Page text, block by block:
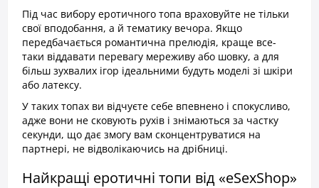
Під час вибору еротичного топа враховуйте не тільки
свої вподобання, а й тематику вечора. Якщо
передбачається романтична прелюдія, краще все-
таки віддавати перевагу мереживу або шовку, а для
більш зухвалих ігор ідеальними будуть моделі зі шкіри
або латексу.
У таких топах ви відчуєте себе впевнено і спокусливо,
адже вони не сковують рухів і знімаються за частку
секунди, що дає змогу вам сконцентруватися на
партнері, не відволікаючись на дрібниці.
Найкращі еротичні топи від «eSexShop»